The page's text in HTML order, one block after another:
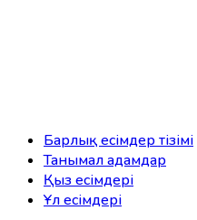
Барлық есімдер тізімі
Танымал адамдар
Қыз есімдері
Ұл есімдері